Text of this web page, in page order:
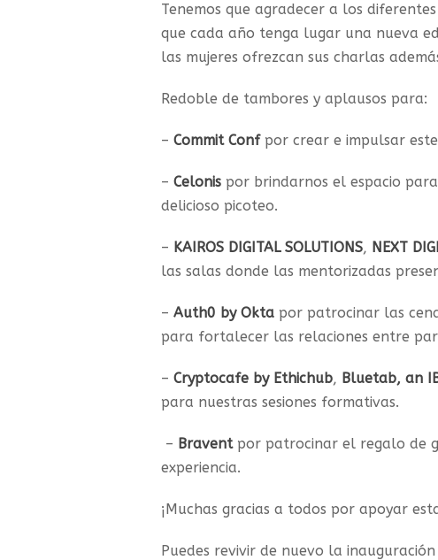
Tenemos que agradecer a los
que cada año tenga lugar una nueva
las mujeres ofrezcan sus charlas
Redoble de tambores y aplausos para:
– Commit Confpor crear e impulsar
– Celonis por brindarnos el espacio
delicioso picoteo.
– KAIROS DIGITAL SOLUTIONS, NEXT
las salas donde las mentorizadas
– Auth0 by Okta por patrocinar las
para fortalecer las relaciones entre
– Cryptocafe by Ethichub, Bluetab, an
para nuestras sesiones formativas.
– Braventpor patrocinar el regalo de
experiencia.
¡Muchas gracias a todos por apoyar
Puedes revivir de nuevo la